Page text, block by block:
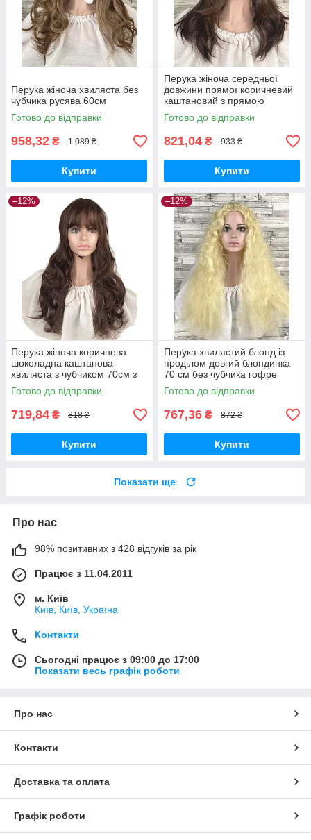
Перука жіноча хвиляста без
чубчика русява 60см
Готово до відправки
958,32 ₴ 1 089 ₴
Купити
Перука жіноча середньої
довжини прямої коричневий
каштановий з прямою
чубчиком 50см
Готово до відправки
821,04 ₴ 933 ₴
Купити
–12%
Перука жіноча коричнева
шоколадна каштанова
хвиляста з чубчиком 70см з
термоволокна
Готово до відправки
719,84 ₴ 818 ₴
Купити
–12%
Перука хвилястий блонд із
проділом довгий блондинка
70 см без чубчика гофре
Готово до відправки
767,36 ₴ 872 ₴
Купити
Показати ще
Про нас
98% позитивних з 428 відгуків за рік
Працює з 11.04.2011
м. Київ
Київ, Київ, Україна
Контакти
Сьогодні працює з 09:00 до 17:00
Показати весь графік роботи
Про нас
Контакти
Доставка та оплата
Графік роботи